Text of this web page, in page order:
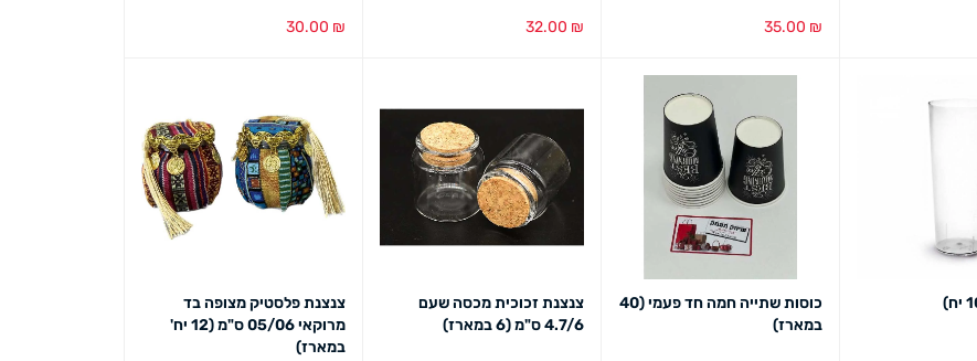
35.00 ₪
32.00 ₪
30.00 ₪
כוסות שתייה חמה חד פעמי (40
במארז)
צנצנת זכוכית מכסה שעם
4.7/6 ס"מ (6 במארז)
צנצנת פלסטיק מצופה בד
מרוקאי 05/06 ס"מ (12 יח'
במארז)